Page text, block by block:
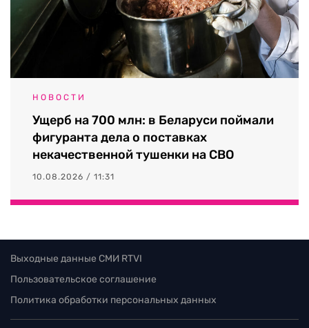
НОВОСТИ
Ущерб на 700 млн: в Беларуси поймали
фигуранта дела о поставках
некачественной тушенки на СВО
10.08.2026 / 11:31
Выходные данные СМИ RTVI
Пользовательское соглашение
Политика обработки персональных данных